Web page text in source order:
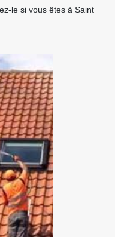
le si vous êtes à Saint